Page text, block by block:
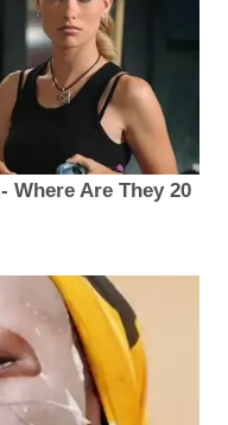
Where Are They 20